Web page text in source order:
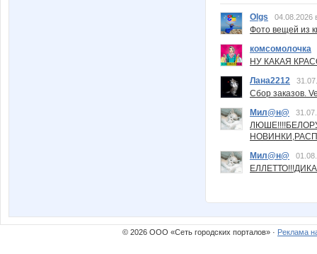
Olgs 04.08.2026
Фото вещей из
комсомолочка
НУ КАКАЯ
Лана2212
Сбор заказов.
Мил@н@
Мил@н@
© 2026 ООО «Сеть городских порталов» · Реклама